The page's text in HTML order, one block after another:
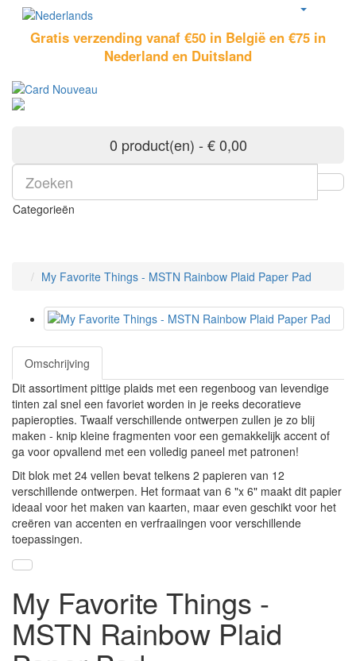
Gratis verzending vanaf €50 in België en €75 in
Nederland en Duitsland
0 product(en) - € 0,00
Categorieën
My Favorite Things - MSTN Rainbow Plaid Paper Pad
Omschrijving
Dit assortiment pittige plaids met een regenboog van levendige
tinten zal snel een favoriet worden in je reeks decoratieve
papieropties. Twaalf verschillende ontwerpen zullen je zo blij
maken - knip kleine fragmenten voor een gemakkelijk accent of
ga voor opvallend met een volledig paneel met patronen!
Dit blok met 24 vellen bevat telkens 2 papieren van 12
verschillende ontwerpen. Het formaat van 6 "x 6" maakt dit papier
ideaal voor het maken van kaarten, maar even geschikt voor het
creëren van accenten en verfraaiingen voor verschillende
toepassingen.
My Favorite Things -
MSTN Rainbow Plaid